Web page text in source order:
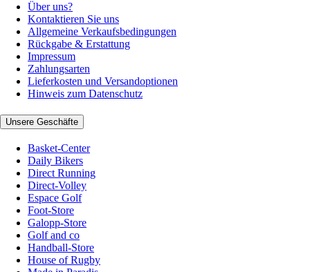
Über uns?
Kontaktieren Sie uns
Allgemeine Verkaufsbedingungen
Rückgabe & Erstattung
Impressum
Zahlungsarten
Lieferkosten und Versandoptionen
Hinweis zum Datenschutz
Unsere Geschäfte
Basket-Center
Daily Bikers
Direct Running
Direct-Volley
Espace Golf
Foot-Store
Galopp-Store
Golf and co
Handball-Store
House of Rugby